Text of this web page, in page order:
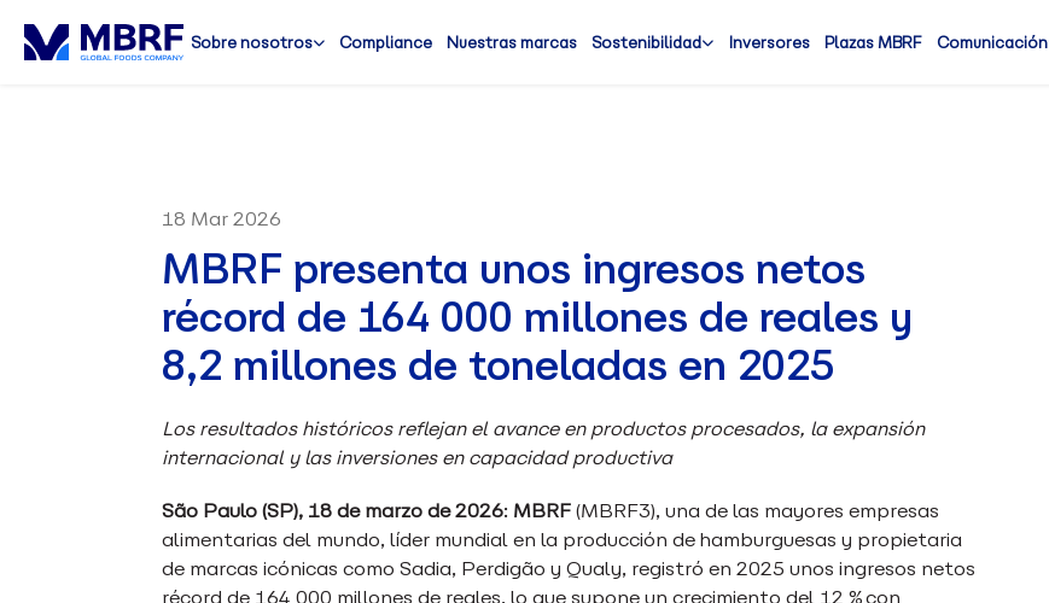
Sobre nosotros Compliance Nuestras marcas Sostenibilidad Inversores Plazas MBRF Comunicación
18 Mar 2026
MBRF presenta unos ingresos netos
récord de 164 000 millones de reales y
8,2 millones de toneladas en 2025
Los resultados históricos reflejan el avance en productos procesados, la expansión
internacional y las inversiones en capacidad productiva
São Paulo (SP), 18 de marzo de 2026: MBRF(MBRF3), una de las mayores empresas
alimentarias del mundo, líder mundial en la producción de hamburguesas y propietaria
de marcas icónicas como Sadia, Perdigão y Qualy, registró en 2025 unos ingresos netos
récord de 164 000 millones de reales, lo que supone un crecimiento del 12 % con